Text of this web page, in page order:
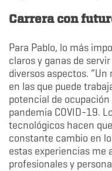
Carrera con
Para Pablo, lo más
claros y ganas de
diversos aspectos.
en las que puede
potencial de
pandemia COVID-19.
tecnológicos hacen
constante cambio en
estas experiencias me
profesionales y